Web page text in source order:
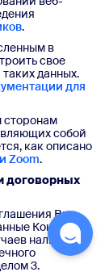
.
в
свое
данных.
для
сторонам
собой
как описано
Zoom.
договорных
Вы
Конечных
наличия
3.